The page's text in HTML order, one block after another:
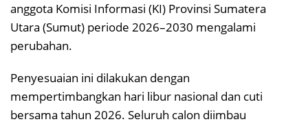
anggota Komisi Informasi (KI) Provinsi Sumatera
Utara (Sumut) periode 2026–2030 mengalami
perubahan.
Penyesuaian ini dilakukan dengan
mempertimbangkan hari libur nasional dan cuti
bersama tahun 2026. Seluruh calon diimbau